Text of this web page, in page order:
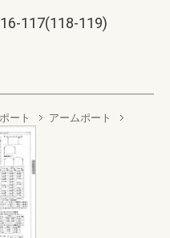
117(118-119)
ート アームポート